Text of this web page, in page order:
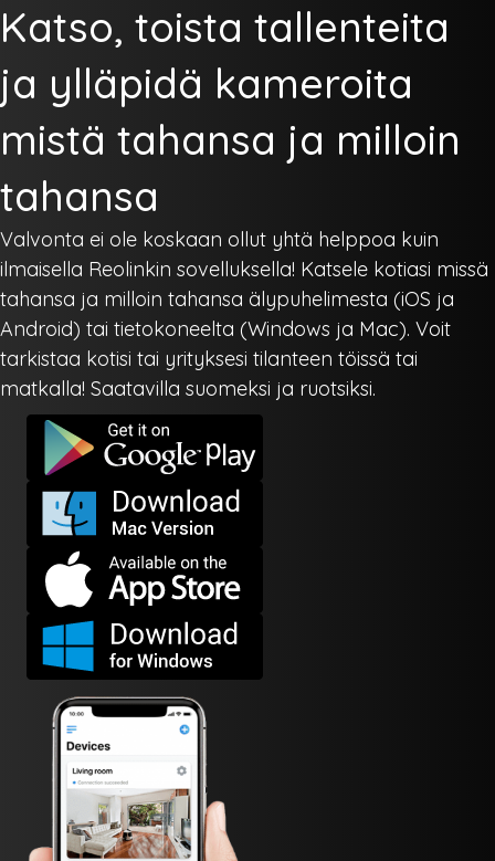
Katso, toista tallenteita
ja ylläpidä kameroita
mistä tahansa ja milloin
tahansa
Valvonta ei ole koskaan ollut yhtä helppoa kuin
ilmaisella Reolinkin sovelluksella! Katsele kotiasi missä
tahansa ja milloin tahansa älypuhelimesta (iOS ja
Android) tai tietokoneelta (Windows ja Mac). Voit
tarkistaa kotisi tai yrityksesi tilanteen töissä tai
matkalla! Saatavilla suomeksi ja ruotsiksi.